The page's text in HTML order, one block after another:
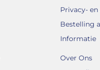
Privacy-
Bestelling
Informatie
Over Ons